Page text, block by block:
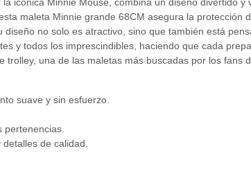
icónica Minnie Mouse, combina un diseño divertido
maleta Minnie grande 68CM asegura la
no solo es atractivo, sino que también está
y todos los imprescindibles, haciendo que cada
una de las maletas más buscadas por los fans
suave y sin esfuerzo.
de calidad.